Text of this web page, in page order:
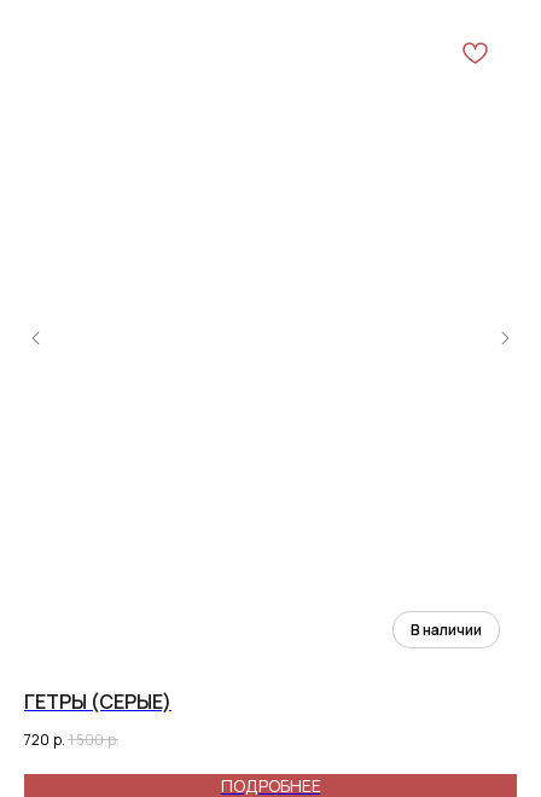
ГЕТРЫ (СЕРЫЕ)
720 р. 1 500р.
ПОДРОБНЕЕ